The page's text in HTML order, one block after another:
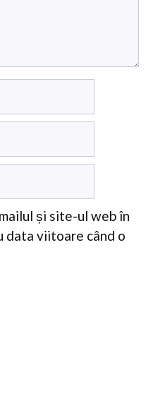
și site-ul web în
data viitoare când o